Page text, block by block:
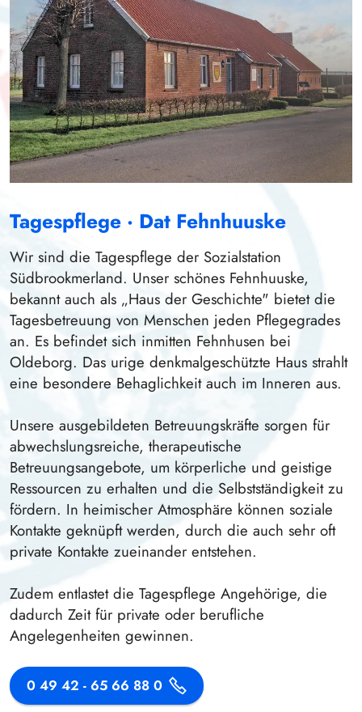
Tagespflege · Dat Fehnhuuske
Wir sind die Tagespflege der Sozialstation
Südbrookmerland. Unser schönes Fehnhuuske,
bekannt auch als „Haus der Geschichte" bietet die
Tagesbetreuung von Menschen jeden Pflegegrades
an. Es befindet sich inmitten Fehnhusen bei
Oldeborg. Das urige denkmalgeschützte Haus strahlt
eine besondere Behaglichkeit auch im Inneren aus.
Unsere ausgebildeten Betreuungskräfte sorgen für
abwechslungsreiche, therapeutische
Betreuungsangebote, um körperliche und geistige
Ressourcen zu erhalten und die Selbstständigkeit zu
fördern. In heimischer Atmosphäre können soziale
Kontakte geknüpft werden, durch die auch sehr oft
private Kontakte zueinander entstehen.
Zudem entlastet die Tagespflege Angehörige, die
dadurch Zeit für private oder berufliche
Angelegenheiten gewinnen.
0 49 42 - 65 66 88 0